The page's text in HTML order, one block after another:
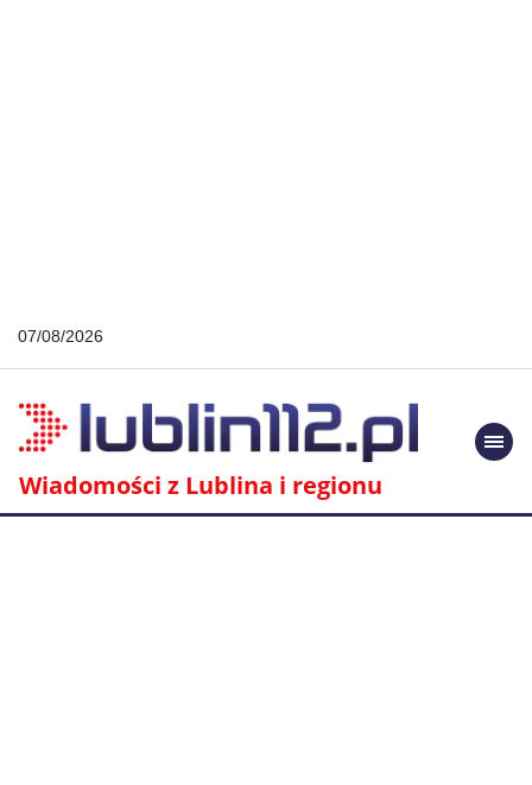
07/08/2026
Wiadomości z Lublina i regionu